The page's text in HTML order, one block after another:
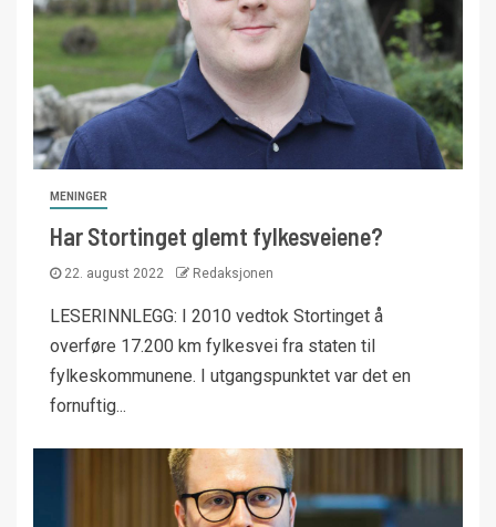
MENINGER
Har Stortinget glemt fylkesveiene?
22. august 2022 Redaksjonen
LESERINNLEGG: I 2010 vedtok Stortinget å
overføre 17.200 km fylkesvei fra staten til
fylkeskommunene. I utgangspunktet var det en
fornuftig...